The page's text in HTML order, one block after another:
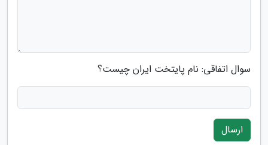
سوال اتفاقی: نام پایتخت ایران چیست؟
ارسال